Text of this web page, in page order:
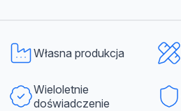
Własna produkcja
Wieloletnie
doświadczenie